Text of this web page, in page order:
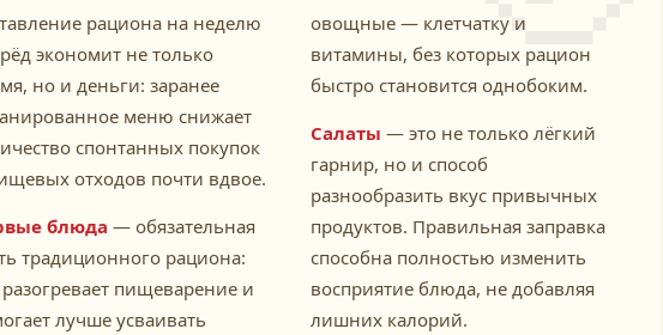
рациона на неделю
экономит не только
но и деньги: заранее
меню снижает
спонтанных покупок
отходов почти вдвое.
блюда — обязательная
традиционного рациона:
разогревает пищеварение и
лучше усваивать
овощные — клетчатку и
витамины, без которых рацион
быстро становится однобоким.
Салаты — это не только лёгкий
гарнир, но и способ
разнообразить вкус привычных
продуктов. Правильная заправка
способна полностью изменить
восприятие блюда, не добавляя
лишних калорий.